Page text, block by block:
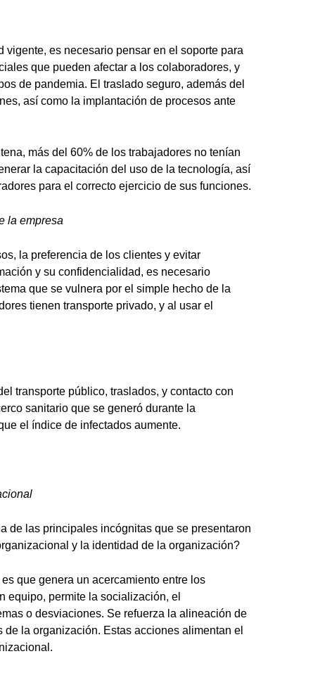
es necesario pensar en el soporte para
que pueden afectar a los colaboradores, y
de pandemia. El traslado seguro, además del
así como la implantación de procesos ante
más del 60% de los trabajadores no tenían
la capacitación del uso de la tecnología, así
para el correcto ejercicio de sus funciones.
la empresa
la preferencia de los clientes y evitar
y su confidencialidad, es necesario
que se vulnera por el simple hecho de la
tienen transporte privado, y al usar el
transporte público, traslados, y contacto con
sanitario que se generó durante la
el índice de infectados aumente.
de las principales incógnitas que se presentaron
y la identidad de la organización?
que genera un acercamiento entre los
equipo, permite la socialización, el
o desviaciones. Se refuerza la alineación de
la organización. Estas acciones alimentan el